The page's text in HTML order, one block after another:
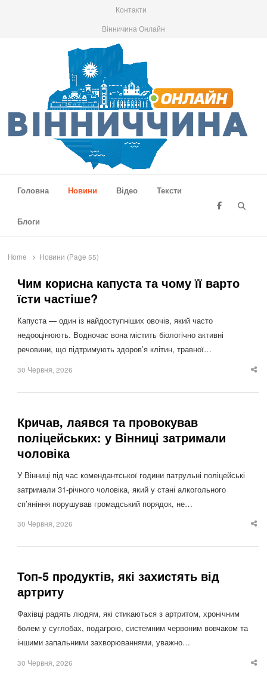
Контакти
Вінничина Онлайн
Головна
Новини Відео Тексти
Блоги
Home Новини (Page 55)
Чим корисна капуста та чому її варто
їсти частіше?
Капуста — один із найдоступніших овочів, який часто
недооцінюють. Водночас вона містить біологічно активні
речовини, що підтримують здоров’я клітин, травної…
30 Червня, 2026
Кричав, лаявся та провокував
поліцейських: у Вінниці затримали
чоловіка
У Вінниці під час комендантської години патрульні поліцейські
затримали 31-річного чоловіка, який у стані алкогольного
сп’яніння порушував громадський порядок, не…
30 Червня, 2026
Топ-5 продуктів, які захистять від
артриту
Фахівці радять людям, які стикаються з артритом, хронічним
болем у суглобах, подагрою, системним червоним вовчаком та
іншими запальними захворюваннями, уважно…
30 Червня, 2026